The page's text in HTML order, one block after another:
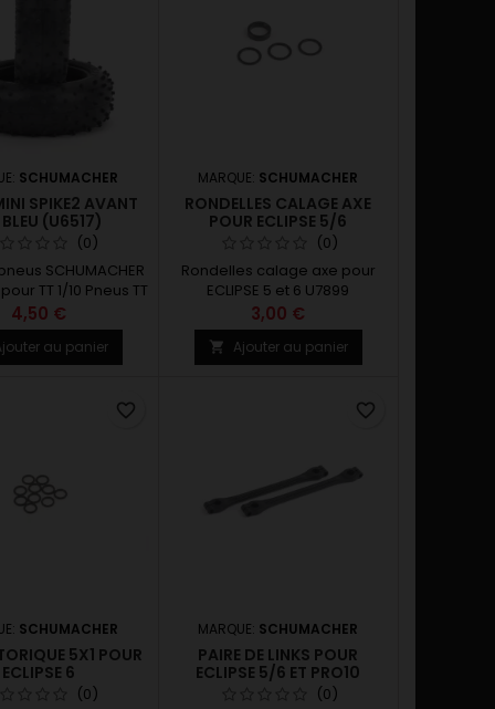
SCHUMACHER
SPIKE2 AVANT
(U6517)
(0)
SCHUMACHER
TT 1/10 Pneus TT
avant moquette et
bleu 1 paire
U6517
4,50 €
au panier
MARQUE: SCHUMACHER
RONDELLES CALAGE AXE
POUR ECLIPSE 5/6
(0)
Rondelles calage axe pour
ECLIPSE 5 et 6 U7899
3,00 €
 Ajouter au panier
SCHUMACHER
5X1 POUR
ECLIPSE 6
(0)
favorite_border
MARQUE: SCHUMACHER
PAIRE DE LINKS POUR
ECLIPSE 5/6 ET PRO10
(0)
favorite_border